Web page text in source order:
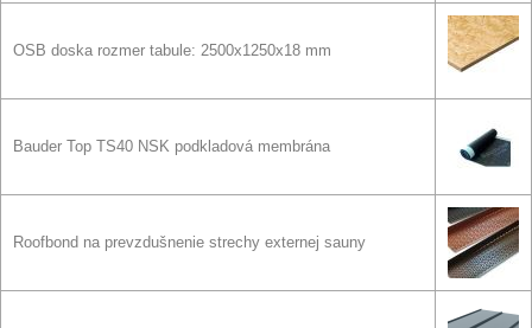
OSB doska rozmer tabule: 2500x1250x18 mm
Bauder Top TS40 NSK podkladová membrána
Roofbond na prevzdušnenie strechy externej sauny